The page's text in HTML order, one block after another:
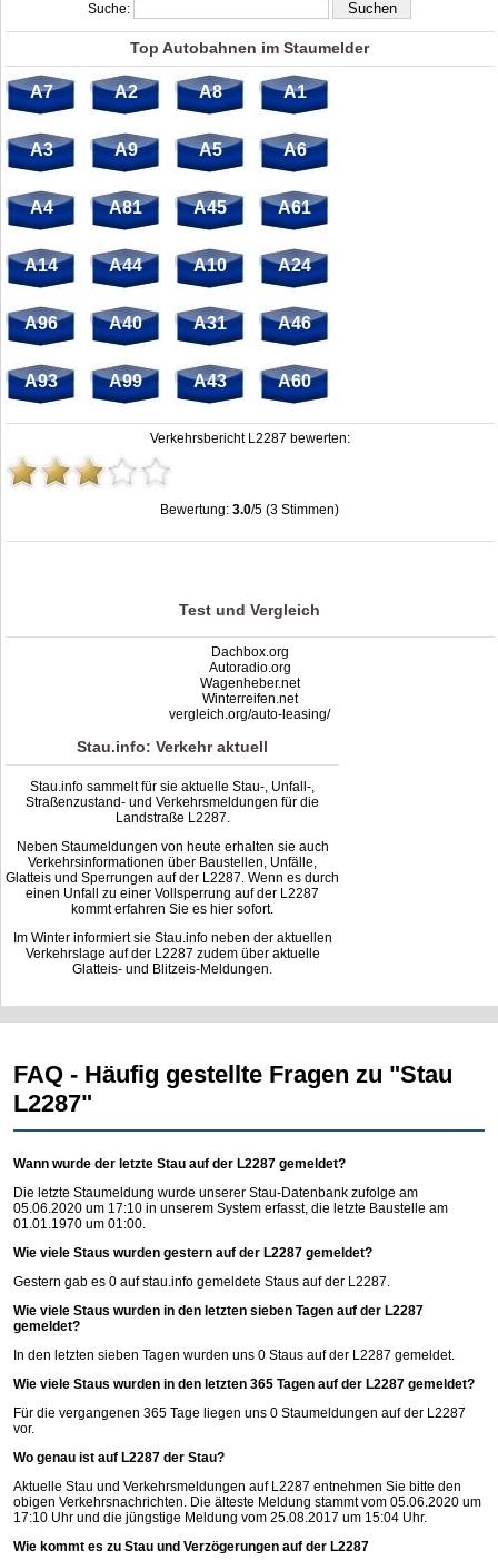
Suche:
Top Autobahnen im Staumelder
A7 A2 A8 A1
A3 A9 A5 A6
A4 A81 A45 A61
A14 A44 A10 A24
A96 A40 A31 A46
A93 A99 A43 A60
Verkehrsbericht L2287 bewerten:
Bewertung:3.0/5 (3 Stimmen)
Stau L2287: Unfälle, Sperrung & Baustellen | Staumelder L2287 ,3.0out of5
Test und Vergleich
Dachbox.org
Autoradio.org
Wagenheber.net
Winterreifen.net
vergleich.org/auto-leasing/
Stau.info: Verkehr aktuell
Stau.info sammelt für sie aktuelle Stau-, Unfall-,
Straßenzustand- und Verkehrsmeldungen für die
Landstraße L2287.
Neben Staumeldungen von heute erhalten sie auch
Verkehrsinformationen über Baustellen, Unfälle,
Glatteis und Sperrungen auf der L2287. Wenn es durch
einen Unfall zu einer Vollsperrung auf der L2287
kommt erfahren Sie es hier sofort.
Im Winter informiert sie Stau.info neben der aktuellen
Verkehrslage auf der L2287 zudem über aktuelle
Glatteis- und Blitzeis-Meldungen.
FAQ - Häufig gestellte Fragen zu "Stau
L2287"
Wann wurde der letzte Stau auf der L2287 gemeldet?
Die letzte Staumeldung wurde unserer Stau-Datenbank zufolge am
05.06.2020 um 17:10 in unserem System erfasst, die letzte Baustelle am
01.01.1970 um 01:00.
Wie viele Staus wurden gestern auf der L2287 gemeldet?
Gestern gab es 0 aufstau.info gemeldete Staus auf der L2287.
Wie viele Staus wurden in den letzten sieben Tagen auf der L2287
gemeldet?
In den letzten sieben Tagen wurden uns 0 Staus auf der L2287 gemeldet.
Wie viele Staus wurden in den letzten 365 Tagen auf der L2287 gemeldet?
Für die vergangenen 365 Tage liegen uns 0 Staumeldungen auf der L2287
vor.
Wo genau ist auf L2287 der Stau?
Aktuelle Stau und Verkehrsmeldungen auf L2287 entnehmen Sie bitte den
obigen Verkehrsnachrichten. Die älteste Meldung stammt vom 05.06.2020 um
17:10 Uhr und die jüngstige Meldung vom 25.08.2017 um 15:04 Uhr.
Wie kommt es zu Stau und Verzögerungen auf der L2287